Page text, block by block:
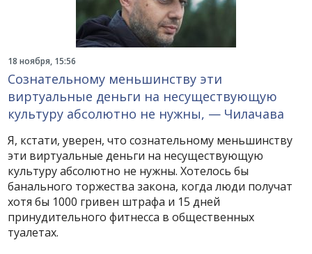
18 ноября, 15:56
Сознательному меньшинству эти
виртуальные деньги на несуществующую
культуру абсолютно не нужны, — Чилачава
Я, кстати, уверен, что сознательному меньшинству
эти виртуальные деньги на несуществующую
культуру абсолютно не нужны. Хотелось бы
банального торжества закона, когда люди получат
хотя бы 1000 гривен штрафа и 15 дней
принудительного фитнесса в общественных
туалетах.